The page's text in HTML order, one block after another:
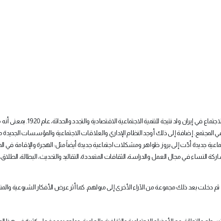
كما يقول أنطوني غيدنز "إن علم الاجتماع هو نتاج الحداثة" (1) فإن علم الاجتماع في إيران ولد
المجتمع. إضافة إلى ذلك أوجد النظام الإداري والعلاقات الاجتماعية والمؤسسات الجديدة
جديدة أدّت إلى بروز ظواهر ومشكلات اجتماعية جديدة أيضاً مثل: الهجرة والإقامة في
النساء في مجال العمل والدراسة، الثقافات المتعددة، التقاليد والتحديث، البطالة، الطلاق،
ثم دخلت بعد ذلك مجموعة من الآراء الأخرى إلى ميولهم. كما أثر عرض الأفكار الشيوعية